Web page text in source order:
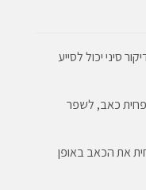
סיני יכול לסייע
כאב, לשפר
את הכאב באופן